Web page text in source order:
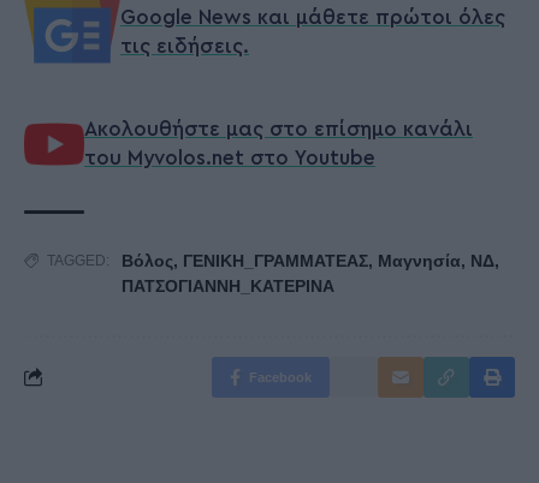
Google News και μάθετε πρώτοι όλες
τις ειδήσεις.
Ακολουθήστε μας στο επίσημο κανάλι
του Myvolos.net στο Youtube
TAGGED: Βόλος, ΓΕΝΙΚΗ_ΓΡΑΜΜΑΤΕΑΣ, Μαγνησία, ΝΔ,
ΠΑΤΣΟΓΙΑΝΝΗ_ΚΑΤΕΡΙΝΑ
Facebook